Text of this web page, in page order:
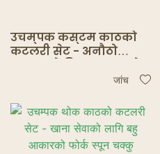
उचम्पक कस्टम काठको
कटलरी सेट - अनौठो
जांच